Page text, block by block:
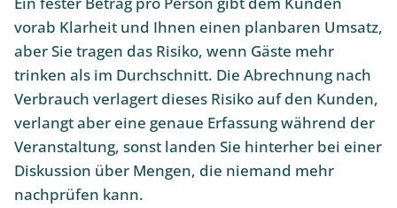
vorab Klarheit und Ihnen einen planbaren Umsatz,
aber Sie tragen das Risiko, wenn Gäste mehr
trinken als im Durchschnitt. Die Abrechnung nach
Verbrauch verlagert dieses Risiko auf den Kunden,
verlangt aber eine genaue Erfassung während der
Veranstaltung, sonst landen Sie hinterher bei einer
Diskussion über Mengen, die niemand mehr
nachprüfen kann.